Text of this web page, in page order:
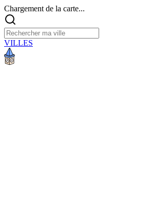
Chargement de la carte...
VILLES